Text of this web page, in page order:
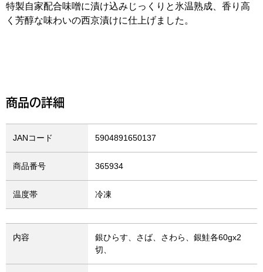
特製自家配合味噌に漬け込みじっくりと氷温熟成、香り高
く芳醇な味わいの西京漬けに仕上げました。
商品の詳細
JANコード 5904891650137
商品番号 365934
温度帯 冷凍
内容
銀ひらす、さば、さわら、銀鮭各60gx2
切、